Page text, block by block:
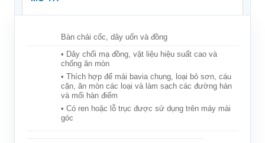
Bàn chải cốc, dây uốn và đồng
• Dây chổi mạ đồng, vật liệu hiệu suất cao và
chống ăn mòn
• Thích hợp để mài bavia chung, loại bỏ sơn, cáu
cặn, ăn mòn các loại và làm sạch các đường hàn
và mối hàn điểm
• Có ren hoặc lỗ trục được sử dụng trên máy mài
góc